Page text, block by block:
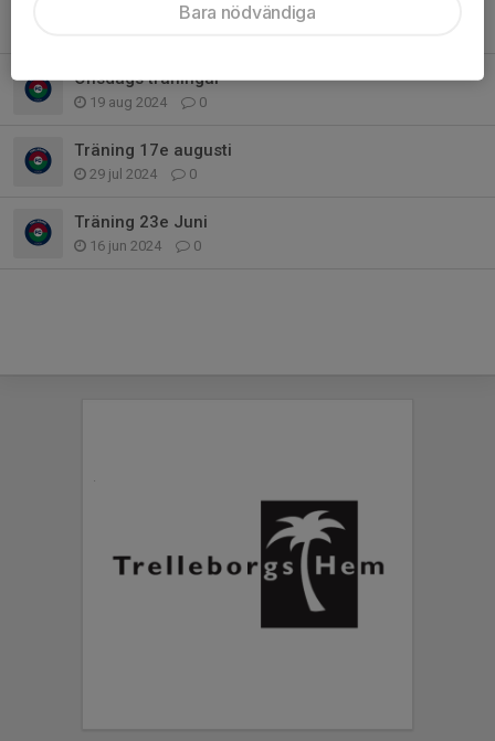
Onsdags träningar
19 aug 2024 0
Träning 17e augusti
29 jul 2024 0
Träning 23e Juni
16 jun 2024 0
Bara nödvändiga